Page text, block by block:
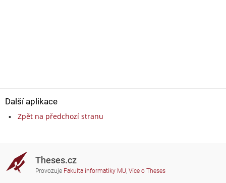
Další aplikace
Zpět na předchozí stranu
Theses.cz
Provozuje Fakulta informatiky MU, Více o Theses